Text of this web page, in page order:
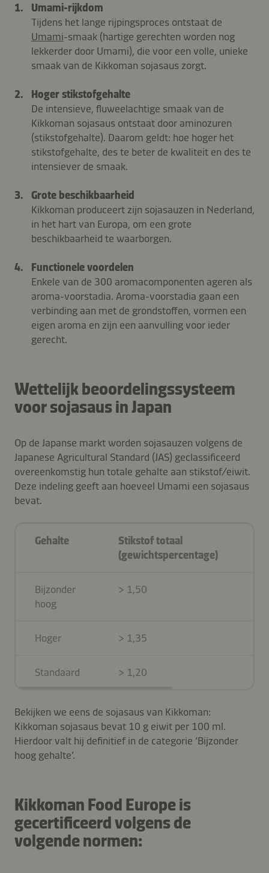
Umami-rijkdom
Tijdens het lange rijpingsproces ontstaat de
Umami-smaak (hartige gerechten worden nog
lekkerder door Umami), die voor een volle, unieke
smaak van de Kikkoman sojasaus zorgt.
Hoger stikstofgehalte
De intensieve, fluweelachtige smaak van de
Kikkoman sojasaus ontstaat door aminozuren
(stikstofgehalte). Daarom geldt: hoe hoger het
stikstofgehalte, des te beter de kwaliteit en des te
intensiever de smaak.
Grote beschikbaarheid
Kikkoman produceert zijn sojasauzen in Nederland,
in het hart van Europa, om een grote
beschikbaarheid te waarborgen.
Functionele voordelen
Enkele van de 300 aromacomponenten ageren als
aroma-voorstadia. Aroma-voorstadia gaan een
verbinding aan met de grondstoffen, vormen een
eigen aroma en zijn een aanvulling voor ieder
gerecht.
Wettelijk beoordelingssysteem
voor sojasaus in Japan
Op de Japanse markt worden sojasauzen volgens de
Japanese Agricultural Standard (JAS) geclassificeerd
overeenkomstig hun totale gehalte aan stikstof/eiwit.
Deze indeling geeft aan hoeveel Umami een sojasaus
bevat.
Gehalte
Stikstof totaal
(gewichtspercentage)
Bijzonder
hoog
> 1,50
Hoger > 1,35
Standaard > 1,20
Bekijken we eens de sojasaus van Kikkoman:
Kikkoman sojasaus bevat 10 g eiwit per 100 ml.
Hierdoor valt hij definitief in de categorie ‘Bijzonder
hoog gehalte’.
Kikkoman Food Europe is
gecertificeerd volgens de
volgende normen: